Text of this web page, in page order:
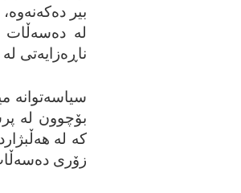
بیر
له‌ ده‌سه‌ڵات
ناڕه‌زایه‌تی
سیاسه‌توانه‌
بۆچوون له‌
که‌ له‌
زۆری